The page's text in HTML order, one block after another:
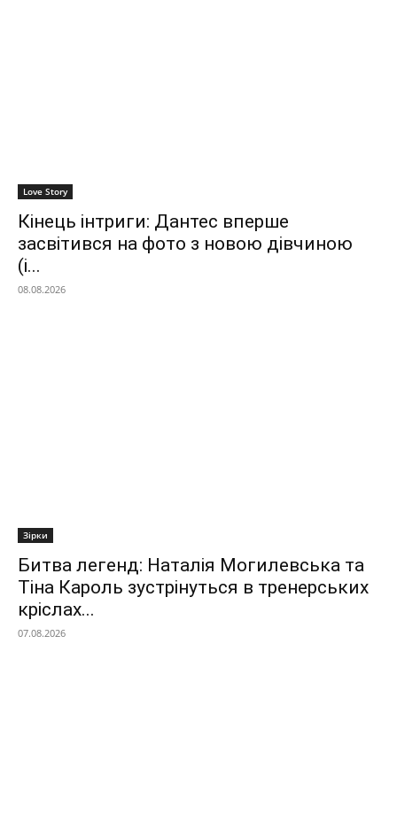
Love Story
Кінець інтриги: Дантес вперше
засвітився на фото з новою дівчиною
(і...
08.08.2026
Зірки
Битва легенд: Наталія Могилевська та
Тіна Кароль зустрінуться в тренерських
кріслах...
07.08.2026